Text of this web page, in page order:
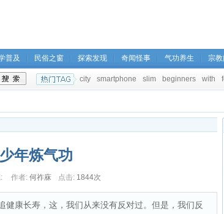
普及 民俗之窗 探索发现 奇闻怪事 气功养生 宗教
city smartphone slim beginners with
年炼气功
作者: 何祚庥 点击: 1844次
康长寿，这，我们从来没有反对过。但是，我们反